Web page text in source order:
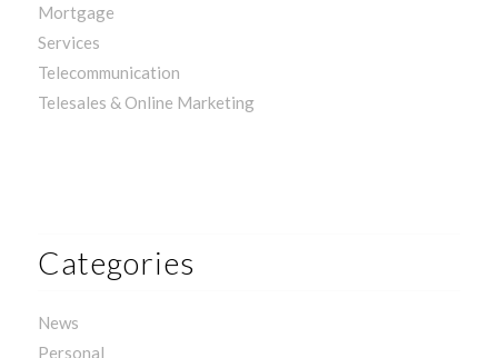
Mortgage
Services
Telecommunication
Telesales & Online Marketing
Categories
News
Personal